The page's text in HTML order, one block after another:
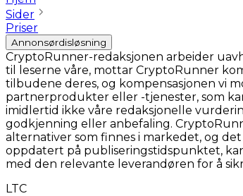
Sider
Priser
Annonsørdisløsning
CryptoRunner-redaksjonen arbeider
til leserne våre, mottar CryptoRunner
tilbudene deres, og kompensasjonen vi
partnerprodukter eller -tjenester, som
imidlertid ikke våre redaksjonelle
godkjenning eller anbefaling.
alternativer som finnes i markedet, og
oppdatert på publiseringstidspunktet,
med den relevante leverandøren for å
LTC